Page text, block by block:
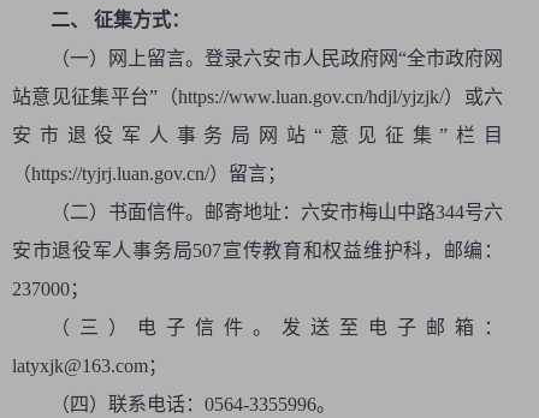
二、 征集方式：
（一）网上留言。登录六安市人民政府网“全市政府网
站意见征集平台”（https://www.luan.gov.cn/hdjl/yjzjk/）或六
安市退役军人事务局网站“意见征集”栏目
（https://tyjrj.luan.gov.cn/）留言；
（二）书面信件。邮寄地址：六安市梅山中路344号六
安市退役军人事务局507宣传教育和权益维护科，邮编：
237000；
（三）电子信件。发送至电子邮箱：
latyxjk@163.com；
（四）联系电话：0564-3355996。